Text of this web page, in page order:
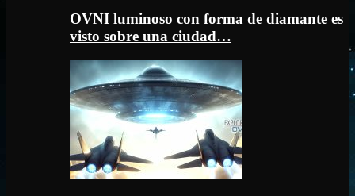
OVNI luminoso con forma de diamante es
visto sobre una ciudad…